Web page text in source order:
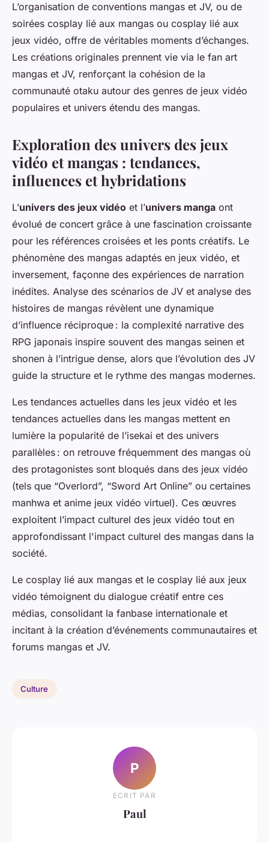
L’organisation de conventions mangas et JV, ou de
soirées cosplay lié aux mangas ou cosplay lié aux
jeux vidéo, offre de véritables moments d’échanges.
Les créations originales prennent vie via le fan art
mangas et JV, renforçant la cohésion de la
communauté otaku autour des genres de jeux vidéo
populaires et univers étendu des mangas.
Exploration des univers des jeux
vidéo et mangas : tendances,
influences et hybridations
L’univers des jeux vidéo et l’univers manga ont
évolué de concert grâce à une fascination croissante
pour les références croisées et les ponts créatifs. Le
phénomène des mangas adaptés en jeux vidéo, et
inversement, façonne des expériences de narration
inédites. Analyse des scénarios de JV et analyse des
histoires de mangas révèlent une dynamique
d’influence réciproque : la complexité narrative des
RPG japonais inspire souvent des mangas seinen et
shonen à l’intrigue dense, alors que l’évolution des JV
guide la structure et le rythme des mangas modernes.
Les tendances actuelles dans les jeux vidéo et les
tendances actuelles dans les mangas mettent en
lumière la popularité de l’isekai et des univers
parallèles : on retrouve fréquemment des mangas où
des protagonistes sont bloqués dans des jeux vidéo
(tels que “Overlord”, “Sword Art Online” ou certaines
manhwa et anime jeux vidéo virtuel). Ces œuvres
exploitent l’impact culturel des jeux vidéo tout en
approfondissant l'impact culturel des mangas dans la
société.
Le cosplay lié aux mangas et le cosplay lié aux jeux
vidéo témoignent du dialogue créatif entre ces
médias, consolidant la fanbase internationale et
incitant à la création d’événements communautaires et
forums mangas et JV.
Culture
P
ECRIT PAR
Paul